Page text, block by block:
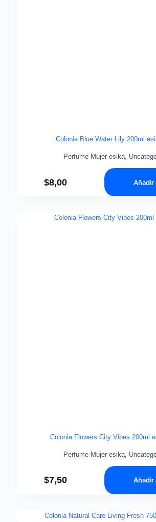
Colonia Blue Water Lily 200ml
Perfume Mujer esika,
$8,00 Añadir
Colonia Flowers City Vibes 200ml
Perfume Mujer esika
$7,50 Añadir